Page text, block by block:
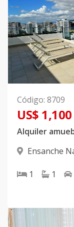
Código: 8709
US$ 1,100
Ensanche
1 1